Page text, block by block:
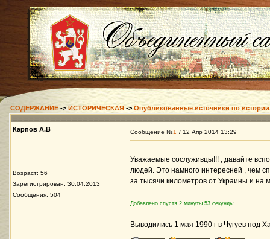
СОДЕРЖАНИЕ ->ИСТОРИЧЕСКАЯ->Опубликованные источники по
Карпов А.В
Возраст: 56
Зарегистрирован: 30.04.2013
Сообщения: 504
Сообщение №1 / 12 Апр 2014 13:29
Уважаемые сослуживцы!!! , давайте
людей. Это намного интересней , чем
за тысячи километров от Украины и на
Добавлено спустя 2 минуты 53 секунды:
Выводились 1 мая 1990 г в Чугуев под